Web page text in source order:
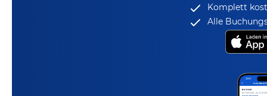
Komplett
Alle